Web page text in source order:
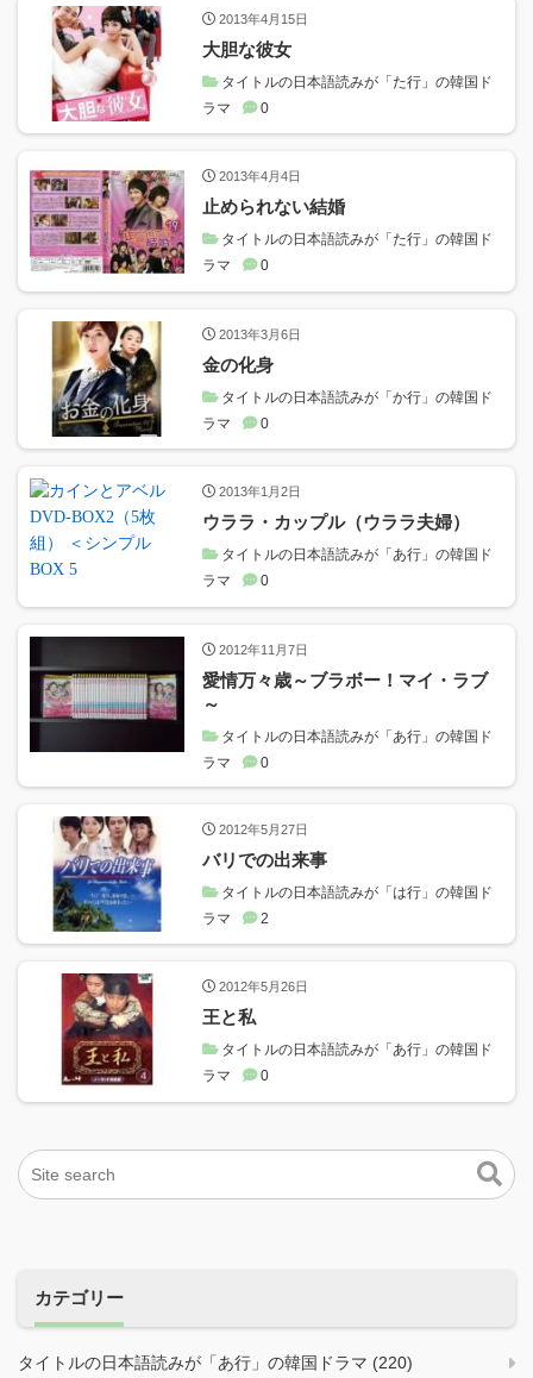
2013年4月15日
大胆な彼女
タイトルの日本語読みが「た行」の韓国ド
ラマ
0
2013年4月4日
止められない結婚
タイトルの日本語読みが「た行」の韓国ド
ラマ
0
2013年3月6日
金の化身
タイトルの日本語読みが「か行」の韓国ド
ラマ
0
2013年1月2日
ウララ・カップル（ウララ夫婦）
タイトルの日本語読みが「あ行」の韓国ド
ラマ
0
2012年11月7日
愛情万々歳～ブラボー！マイ・ラブ
～
タイトルの日本語読みが「あ行」の韓国ド
ラマ
0
2012年5月27日
バリでの出来事
タイトルの日本語読みが「は行」の韓国ド
ラマ
2
2012年5月26日
王と私
タイトルの日本語読みが「あ行」の韓国ド
ラマ
0
カテゴリー
タイトルの日本語読みが「あ行」の韓国ドラマ (220)